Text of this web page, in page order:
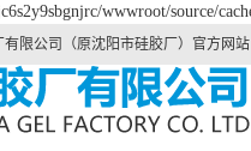
wwwroot/source/
限公司（原沈阳市硅胶厂）官方网站